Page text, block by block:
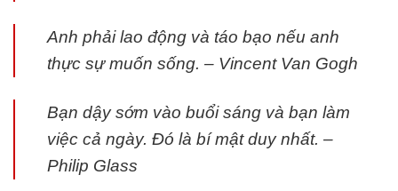
Anh phải lao động và táo bạo nếu anh
thực sự muốn sống. – Vincent Van Gogh
Bạn dậy sớm vào buổi sáng và bạn làm
việc cả ngày. Đó là bí mật duy nhất. –
Philip Glass